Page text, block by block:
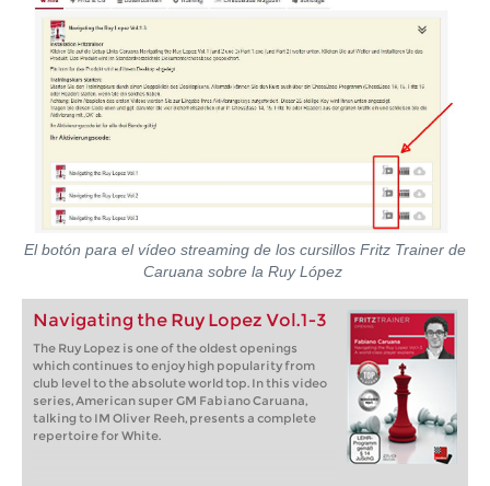
El botón para el vídeo streaming de los cursillos Fritz Trainer de
Caruana sobre la Ruy López
Navigating the Ruy Lopez Vol.1-3
The Ruy Lopez is one of the oldest openings
which continues to enjoy high popularity from
club level to the absolute world top. In this video
series, American super GM Fabiano Caruana,
talking to IM Oliver Reeh, presents a complete
repertoire for White.